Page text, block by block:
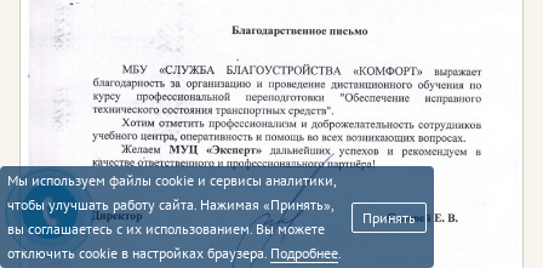
Мы используем файлы cookie и сервисы аналитики,
чтобы улучшать работу сайта. Нажимая «Принять»,
вы соглашаетесь с их использованием. Вы можете
отключить cookie в настройках браузера. Подробнее.
Принять